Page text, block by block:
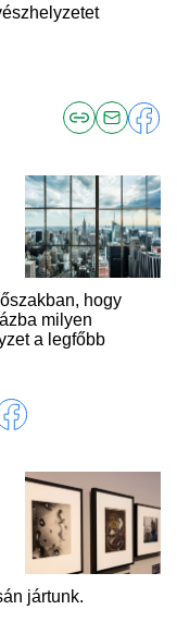
hogy
milyen
a legfőbb
jártunk.